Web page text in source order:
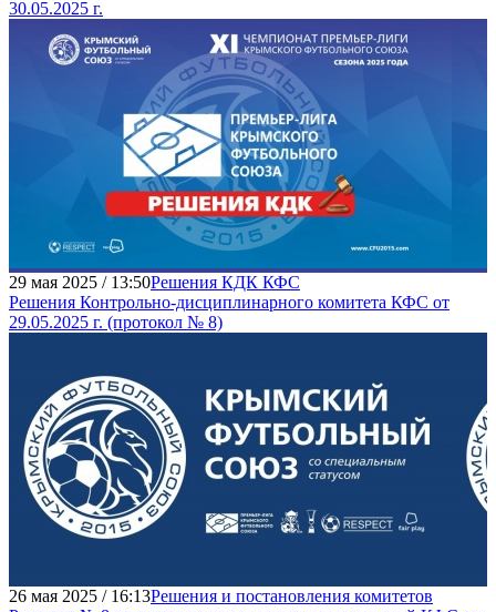
30.05.2025 г.
29 мая 2025 / 13:50Решения КДК КФС
Решения Контрольно-дисциплинарного комитета КФС от
29.05.2025 г. (протокол № 8)
26 мая 2025 / 16:13Решения и постановления комитетов